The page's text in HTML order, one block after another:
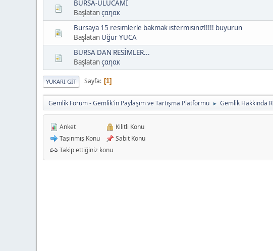
BURSA-ULUCAMİ
Başlatançαηαк
Bursaya 15 resimlerle bakmak istermisiniz!!!!! buyurun
Başlatan Uğur YUCA
BURSA DAN RESİMLER...
Başlatançαηαк
YUKARI GIT Sayfa 1
Gemlik Forum - Gemlik'in Paylaşım ve Tartışma Platformu ► Gemlik Hakkında
Anket
Taşınmış Konu
Kilitli Konu
Sabit Konu
Takip ettiğiniz konu